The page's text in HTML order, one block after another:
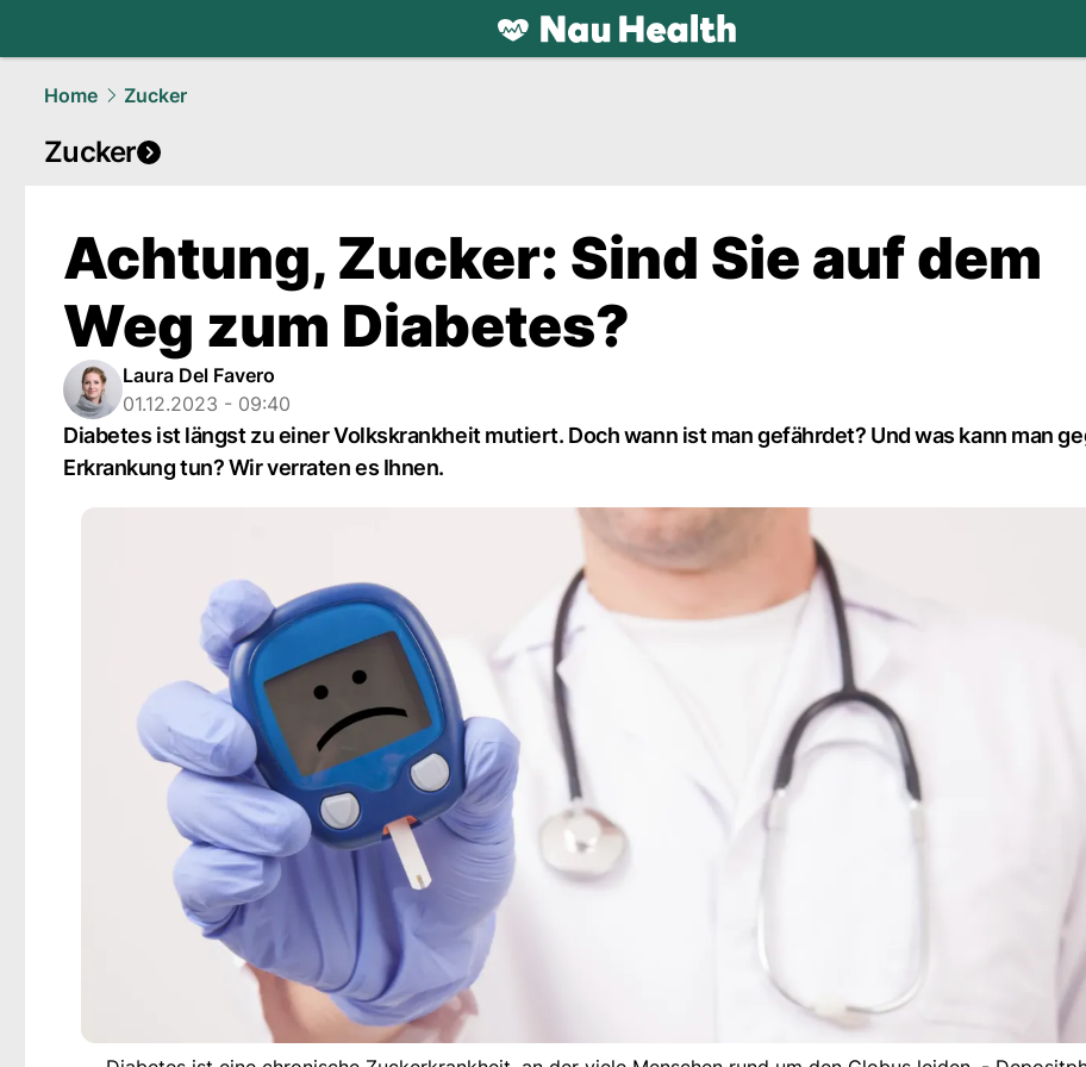
health.NAU.ch
Home
Zucker
Zucker
Achtung, Zucker: Sind Sie auf dem
Weg zum Diabetes?
Laura Del Favero
01.12.2023 - 09:40
Diabetes ist längst zu einer Volkskrankheit mutiert. Doch wann ist man gefährdet? Und was kann man
Erkrankung tun? Wir verraten es Ihnen.